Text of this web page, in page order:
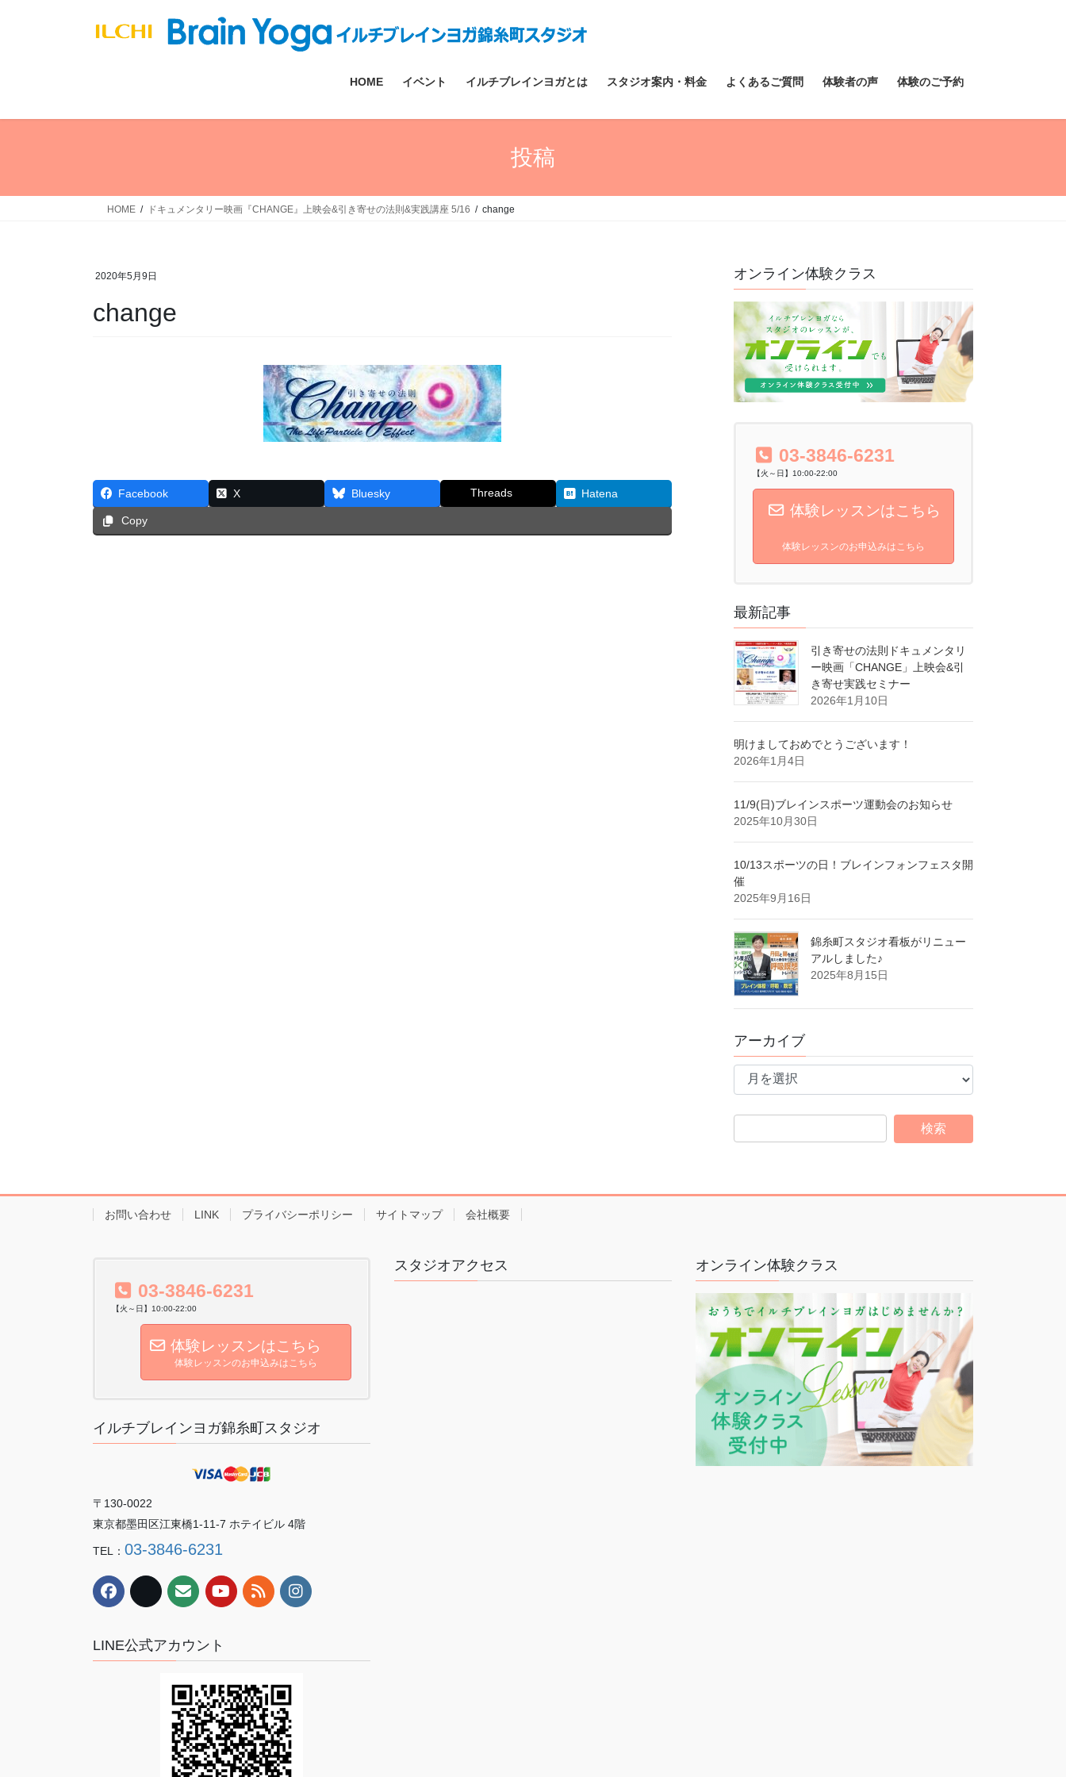
ス
ン
HOME イベント イルチブレインヨガとは スタジオ案内・料金 よくあるご質問 体験者の声 体験のご予約
投稿
HOME ドキュメンタリー映画『CHANGE』上映会&引き寄せの法則&実践講座 5/16 change
2020年5月9日
change
Facebook X Bluesky Threads Hatena
Copy
オンライン体験クラス
03-3846-6231
【火～日】10:00-22:00
体験レッスンはこちら
体験レッスンのお申込みはこちら
最新記事
引き寄せの法則ドキュメンタリ
ー映画「CHANGE」上映会&引
き寄せ実践セミナー
2026年1月10日
明けましておめでとうございます！
2026年1月4日
11/9(日)ブレインスポーツ運動会のお知らせ
2025年10月30日
10/13スポーツの日！ブレインフォンフェスタ開
催
2025年9月16日
錦糸町スタジオ看板がリニュー
アルしました♪
2025年8月15日
アーカイブ
ア
ブ
お問い合わせ LINK プライバシーポリシー サイトマップ 会社概要
03-3846-6231
【火～日】10:00-22:00
体験レッスンはこちら
体験レッスンのお申込みはこちら
イルチブレインヨガ錦糸町スタジオ
〒130-0022
東京都墨田区江東橋1-11-7 ホテイビル 4階
TEL： 03-3846-6231
LINE公式アカウント
スタジオアクセス オンライン体験クラス